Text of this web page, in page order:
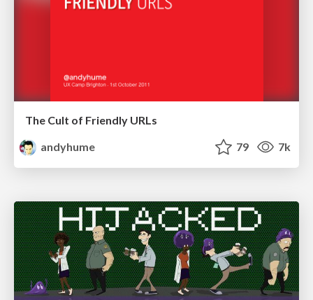
The Cult of Friendly URLs
andyhume
79 7k